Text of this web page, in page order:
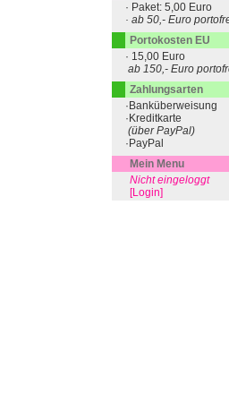
· Paket: 5,00 Euro
· ab 50,- Euro
Portokosten EU
· 15,00 Euro
ab 150,- Euro
Zahlungsarten
·Banküberweisung
·Kreditkarte
(über PayPal)
·PayPal
Mein Menu
Nicht eingeloggt
[Login]